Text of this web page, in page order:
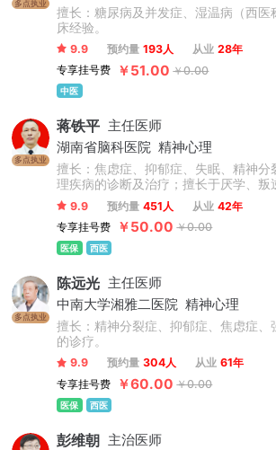
多点执业
擅长：糖尿病及并发症、湿温病（西
床经验。
9.9 预约量 193人 从业 28年
专享挂号费
￥51.00 ￥0.00
中医
多点执业
蒋铁平 主任医师
湖南省脑科医院 精神心理
擅长：焦虑症、抑郁症、失眠、精神
理疾病的诊断及治疗；擅长于厌学、
9.9 预约量 451人 从业 42年
专享挂号费
￥50.00 ￥0.00
医保 西医
多点执业
陈远光 主任医师
中南大学湘雅二医院 精神心理
擅长：精神分裂症、抑郁症、焦虑症
的诊疗。
9.9 预约量 304人 从业 61年
专享挂号费
￥60.00 ￥0.00
医保 西医
彭维朝 主治医师